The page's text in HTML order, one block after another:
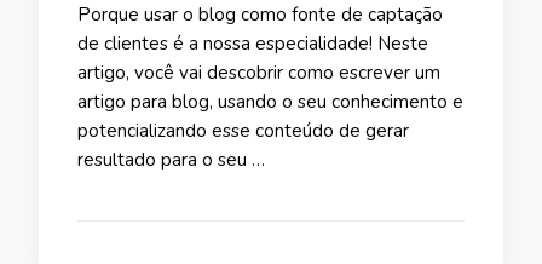
Porque usar o blog como fonte de captação
de clientes é a nossa especialidade! Neste
artigo, você vai descobrir como escrever um
artigo para blog, usando o seu conhecimento e
potencializando esse conteúdo de gerar
resultado para o seu …